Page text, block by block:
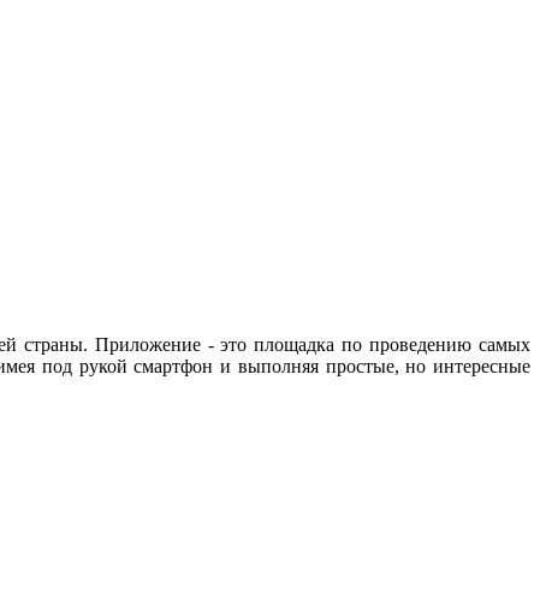
страны. Приложение - это площадка по проведению самых
под рукой смартфон и выполняя простые, но интересные